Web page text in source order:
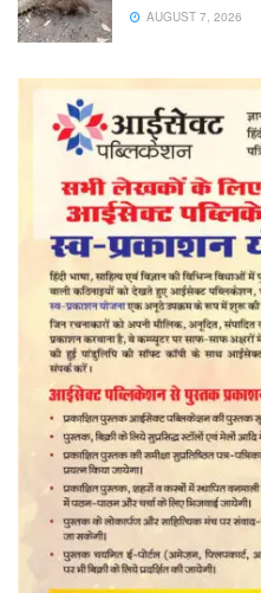
AUGUST 7, 2026